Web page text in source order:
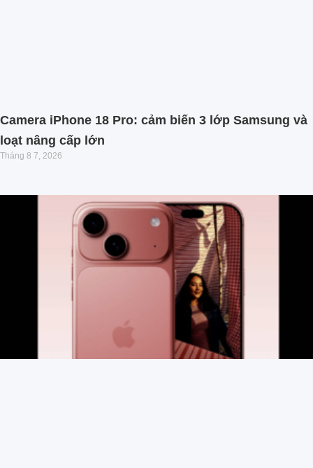
Camera iPhone 18 Pro: cảm biến 3 lớp Samsung và
loạt nâng cấp lớn
Tháng 8 7, 2026